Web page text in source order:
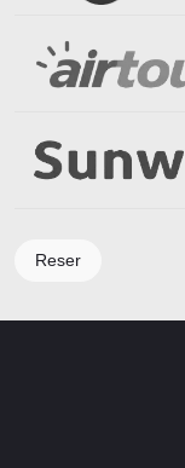
Reser